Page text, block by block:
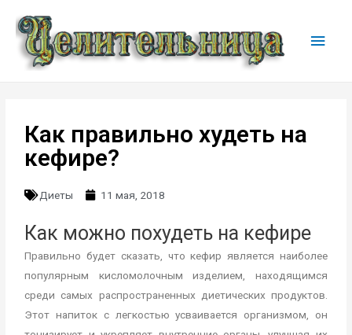
Как правильно худеть на
кефире?
Диеты 11 мая, 2018
Как можно похудеть на кефире
Правильно будет сказать, что кефир является наиболее
популярным кисломолочным изделием, находящимся
среди самых распространенных диетических продуктов.
Этот напиток с легкостью усваивается организмом, он